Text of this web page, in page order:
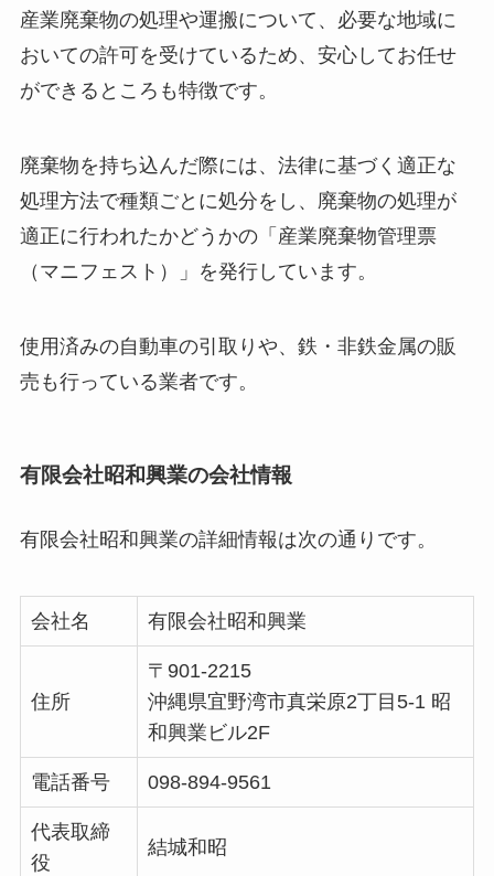
産業廃棄物の処理や運搬について、必要な地域に
おいての許可を受けているため、安心してお任せ
ができるところも特徴です。
廃棄物を持ち込んだ際には、法律に基づく適正な
処理方法で種類ごとに処分をし、廃棄物の処理が
適正に行われたかどうかの「産業廃棄物管理票
（マニフェスト）」を発行しています。
使用済みの自動車の引取りや、鉄・非鉄金属の販
売も行っている業者です。
有限会社昭和興業の会社情報
有限会社昭和興業の詳細情報は次の通りです。
会社名 有限会社昭和興業
住所
〒901-2215
沖縄県宜野湾市真栄原2丁目5-1 昭
和興業ビル2F
電話番号 098-894-9561
代表取締
役
結城和昭